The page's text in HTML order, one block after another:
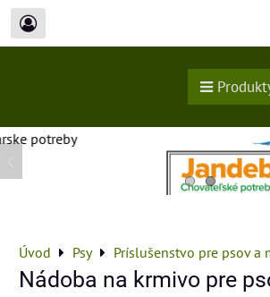
Úvod Psy Príslušenstvo pre psov a
Nádoba na krmivo pre